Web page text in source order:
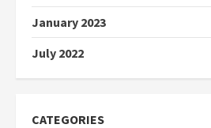
January 2023
July 2022
CATEGORIES